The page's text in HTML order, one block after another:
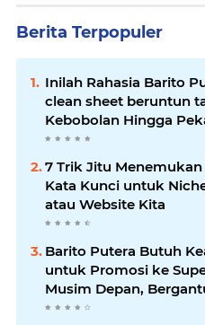
Berita Terpopuler
Inilah Rahasia Barito
clean sheet beruntun
Kebobolan Hingga
Liga 2
7 Trik Jitu
Kata Kunci untuk
atau Website Kita
Barito Putera Butuh
untuk Promosi ke Super League
Musim Depan,
PSS Sleman